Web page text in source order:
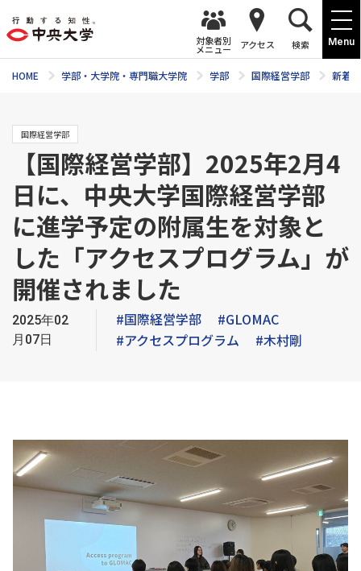
Menu
対象者別
メニュー アクセス 検索
HOME 学部・大学院・専門職大学院 学部 国際経営学部 新着
国際経営学部
【国際経営学部】2025年2月4
日に、中央大学国際経営学部
に進学予定の附属生を対象と
した「アクセスプログラム」が
開催されました
2025年02
月07日
#国際経営学部
#GLOMAC
#アクセスプログラム
#木村剛